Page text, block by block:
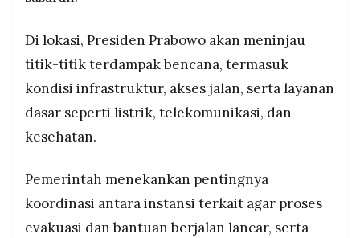
Di lokasi, Presiden Prabowo akan meninjau
titik-titik terdampak bencana, termasuk
kondisi infrastruktur, akses jalan, serta layanan
dasar seperti listrik, telekomunikasi, dan
kesehatan.
Pemerintah menekankan pentingnya
koordinasi antara instansi terkait agar proses
evakuasi dan bantuan berjalan lancar, serta